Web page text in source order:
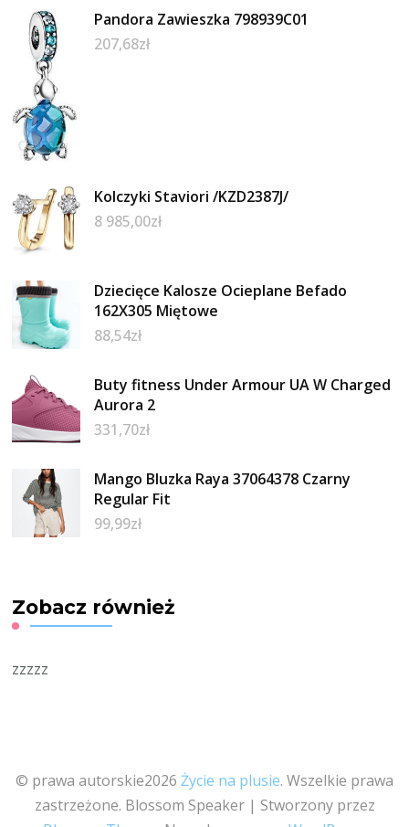
Pandora Zawieszka 798939C01
207,68zł
Kolczyki Staviori /KZD2387J/
8 985,00zł
Dziecięce Kalosze Ocieplane Befado
162X305 Miętowe
88,54zł
Buty fitness Under Armour UA W Charged
Aurora 2
331,70zł
Mango Bluzka Raya 37064378 Czarny
Regular Fit
99,99zł
Zobacz również
zzzzz
© prawa autorskie2026 Życie na plusie. Wszelkie prawa
zastrzeżone. Blossom Speaker | Stworzony przez